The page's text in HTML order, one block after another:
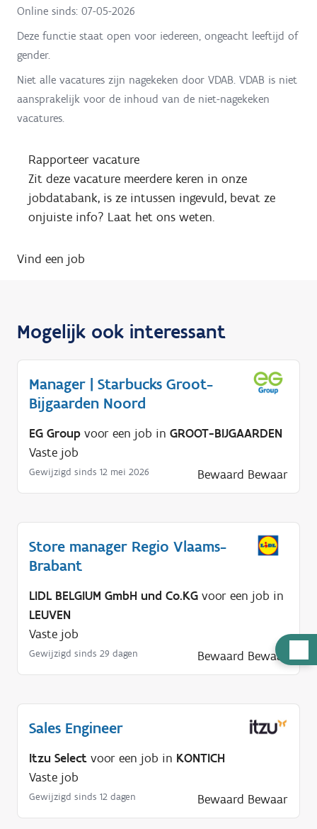
u
p
n
g
?
Online sinds: 07-05-2026
Deze functie staat open voor iedereen, ongeacht leeftijd of
gender.
Niet alle vacatures zijn nagekeken door VDAB. VDAB is niet
aansprakelijk voor de inhoud van de niet-nagekeken
vacatures.
Rapporteer vacature
Zit deze vacature meerdere keren in onze
jobdatabank, is ze intussen ingevuld, bevat ze
onjuiste info? Laat het ons weten.
Vind een job
Mogelijk ook interessant
Manager | Starbucks Groot-
Bijgaarden Noord
EG Group voor een job in GROOT-BIJGAARDEN
Vaste job
Gewijzigd sinds 12 mei 2026 Bewaard Bewaar
Store manager Regio Vlaams-
Brabant
LIDL BELGIUM GmbH und Co.KG voor een job in
LEUVEN
Vaste job
Gewijzigd sinds 29 dagen Bewaard Bewaar
Sales Engineer
Itzu Select voor een job in KONTICH
Vaste job
Gewijzigd sinds 12 dagen Bewaard Bewaar